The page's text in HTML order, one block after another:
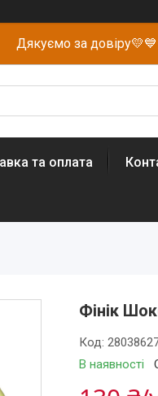
Дякуємо за довіру💛💙
та оплата
Фінік
В наявності
Код: